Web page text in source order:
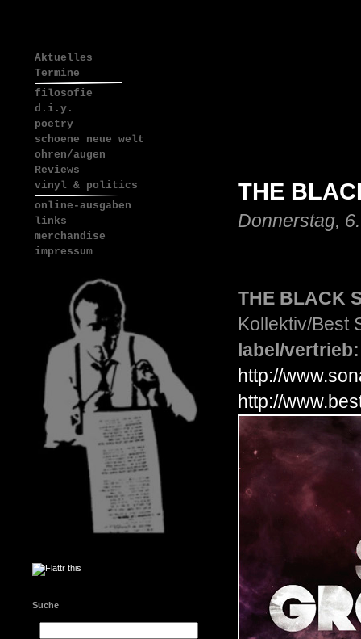
Aktuelles
Termine
filosofie
d.i.y.
poetry
schoene neue welt
ohren/augen
Reviews
vinyl & politics
online-ausgaben
links
merchandise
impressum
Suche
THE
Donnerstag,
THE BLACK
Kollektiv/Best
label/vertrieb:
http://
http://